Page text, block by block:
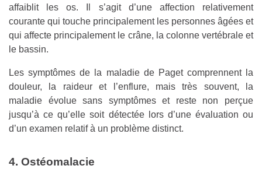
affaiblit les os. Il s’agit d’une affection relativement
courante qui touche principalement les personnes âgées et
qui affecte principalement le crâne, la colonne vertébrale et
le bassin.
Les symptômes de la maladie de Paget comprennent la
douleur, la raideur et l’enflure, mais très souvent, la
maladie évolue sans symptômes et reste non perçue
jusqu’à ce qu’elle soit détectée lors d’une évaluation ou
d’un examen relatif à un problème distinct.
4. Ostéomalacie